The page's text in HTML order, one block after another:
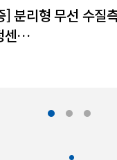
] 분리형 무선 수질
센…